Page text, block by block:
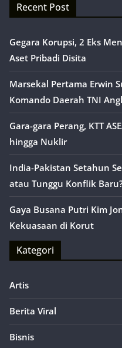
Recent Post
Gegara Korupsi, 2 Eks
Aset Pribadi Disita
Marsekal Pertama Erwin
Komando Daerah TNI
Gara-gara Perang, KTT
hingga Nuklir
India-Pakistan Setahun
atau Tunggu Konflik
Gaya Busana Putri Kim
Kekuasaan di Korut
Kategori
Artis
Berita Viral
Bisnis